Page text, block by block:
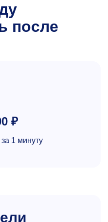
после
₽
за 1 минуту